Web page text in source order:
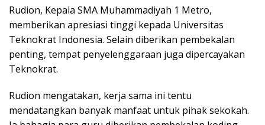
Rudion, Kepala SMA Muhammadiyah 1 Metro,
memberikan apresiasi tinggi kepada Universitas
Teknokrat Indonesia. Selain diberikan pembekalan
penting, tempat penyelenggaraan juga dipercayakan
Teknokrat.
Rudion mengatakan, kerja sama ini tentu
mendatangkan banyak manfaat untuk pihak sekokah.